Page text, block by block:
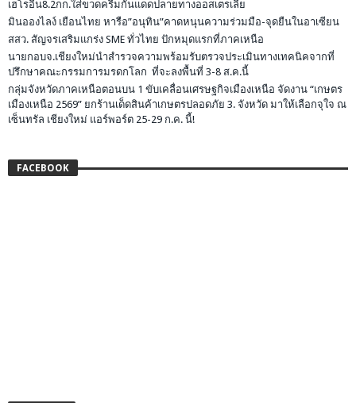
เฮโรอีน8.2กก.ใส่ขวดครีมกันแดดปลายทางออสเตรเลีย
มินอองไลง์ เยือนไทย หารือ”อนุทิน”คาดหนุนความร่วมมือ-จุดยืนในอาเซียน
สสว. สัญจรเสริมแกร่ง SME ทั่วไทย ปักหมุดแรกที่ภาคเหนือ
นายกอบจ.เชียงใหม่นำสำรวจความพร้อมรับตรวจประเมินทางเทคนิคจากที่
ปรึกษาคณะกรรมการมรดกโลก ที่จะลงพื้นที่ 3-8 ส.ค.นี้
กลุ่มจังหวัดภาคเหนือตอนบน 1 ขับเคลื่อนเศรษฐกิจเมืองเหนือ จัดงาน “เกษตร
เมืองเหนือ 2569” ยกร้านเด็ดสินค้าเกษตรปลอดภัย 3. จังหวัด มาให้เลือกจุใจ ณ
เซ็นทรัล เชียงใหม่ แอร์พอร์ต 25-29 ก.ค. นี้!
FACEBOOK